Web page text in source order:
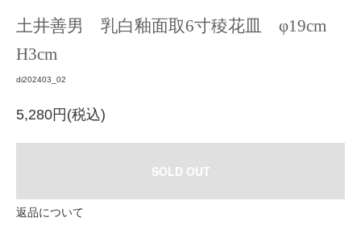
土井善男 乳白釉面取6寸稜花皿 φ19cm
H3cm
di202403_02
5,280円(税込)
SOLD OUT
返品について